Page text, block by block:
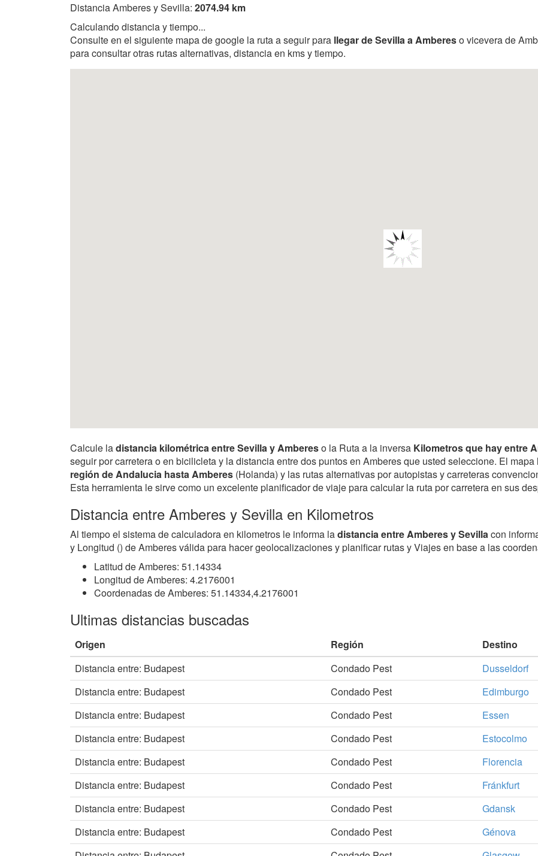
Distancia Amberes y Sevilla: 2074.94 km
Calculando distancia y tiempo...
Consulte en el siguiente mapa de google la ruta a seguir para llegar de Sevilla a Ambereso vicevera de
para consultar otras rutas alternativas, distancia en kms y tiempo.
Calcule ladistancia kilométrica entre Sevilla y Ambereso la Ruta a la inversa Kilometros que hay entre
seguir por carretera o en bicilicleta y la distancia entre dos puntos en Amberes que usted seleccione. El mapa
región de Andalucia hasta Amberes (Holanda) y las rutas alternativas por autopistas y carreteras
Esta herramienta le sirve como un excelente planificador de viaje para calcular la ruta por carretera en sus
Distancia entre Amberes y Sevilla en Kilometros
Al tiempo el sistema de calculadora en kilometros le informa ladistancia entre Amberes y Sevillacon
y Longitud () de Amberes válida para hacer geolocalizaciones y planificar rutas y Viajes en base a las
Latitud de Amberes: 51.14334
Longitud de Amberes: 4.2176001
Coordenadas de Amberes: 51.14334,4.2176001
Ultimas distancias buscadas
Origen Región Destino
Distancia entre: Budapest
Condado Pest Dusseldorf
Distancia entre: Budapest
Condado Pest Edimburgo
Distancia entre: Budapest
Condado Pest Essen
Distancia entre: Budapest
Condado Pest Estocolmo
Distancia entre: Budapest
Condado Pest Florencia
Distancia entre: Budapest
Condado Pest Fránkfurt
Distancia entre: Budapest
Condado Pest Gdansk
Distancia entre: Budapest
Condado Pest Génova